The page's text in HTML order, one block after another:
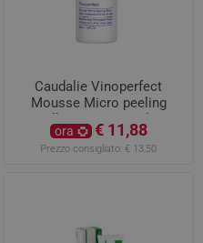
Caudalie Vinoperfect
Mousse Micro peeling
illuminante 50ml
ora € 11,88
Prezzo consigliato: € 13,50